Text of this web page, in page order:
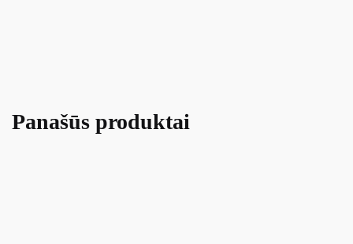
Panašūs produktai